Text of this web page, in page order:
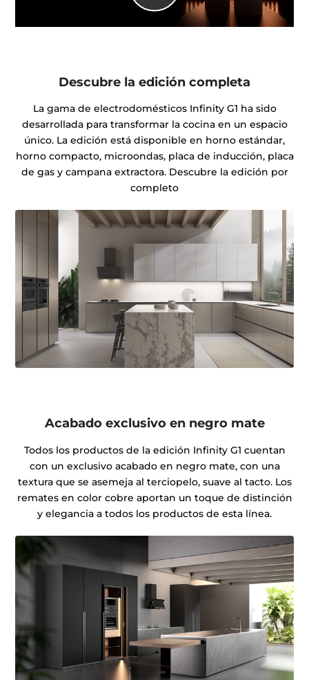
Descubre la edición completa
La gama de electrodomésticos Infinity G1 ha sido
desarrollada para transformar la cocina en un espacio
único. La edición está disponible en horno estándar,
horno compacto, microondas, placa de inducción, placa
de gas y campana extractora. Descubre la edición por
completo
Acabado exclusivo en negro mate
Todos los productos de la edición Infinity G1 cuentan
con un exclusivo acabado en negro mate, con una
textura que se asemeja al terciopelo, suave al tacto. Los
remates en color cobre aportan un toque de distinción
y elegancia a todos los productos de esta línea.